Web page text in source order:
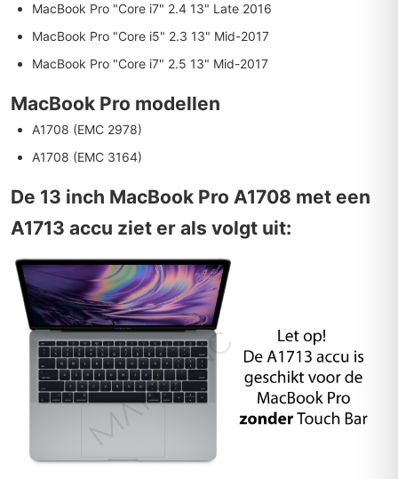
MacBook Pro "Core i7" 2.4 13" Late 2016
MacBook Pro "Core i5" 2.3 13" Mid-2017
MacBook Pro "Core i7" 2.5 13" Mid-2017
MacBook Pro modellen
A1708 (EMC 2978)
A1708 (EMC 3164)
De 13 inch MacBook Pro A1708 met een
A1713 accu ziet er als volgt uit: